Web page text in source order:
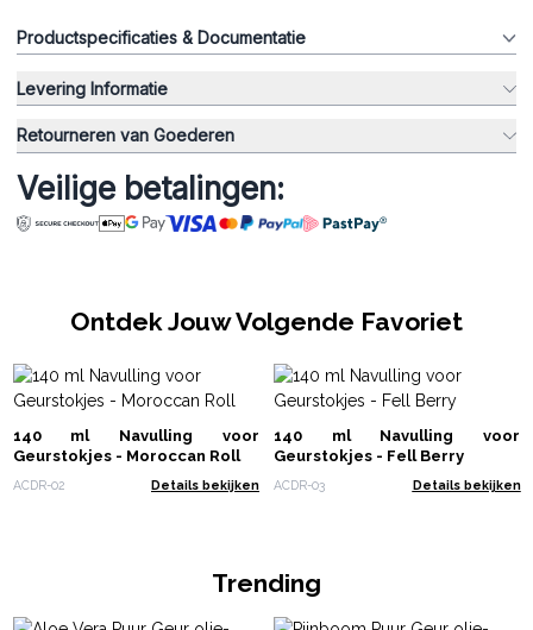
Productspecificaties & Documentatie
Levering Informatie
Retourneren van Goederen
Veilige betalingen:
Ontdek Jouw Volgende Favoriet
140 ml Navulling voor
Geurstokjes - Moroccan Roll
ACDR-02 Details bekijken
140 ml Navulling voor
Geurstokjes - Fell Berry
ACDR-03 Details bekijken
Trending